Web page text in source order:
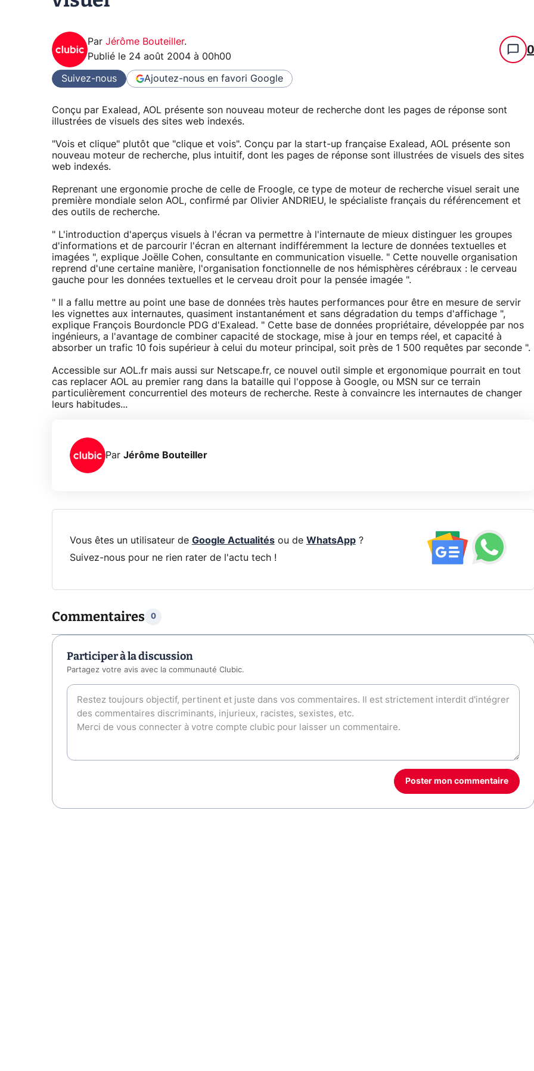
Par Jérôme Bouteiller.
Publié le 24 août 2004 à 00h00 0
Suivez-nous Ajoutez-nous en favori Google
Conçu par Exalead, AOL présente son nouveau moteur de recherche dont les pages de réponse sont
illustrées de visuels des sites web indexés.
"Vois et clique" plutôt que "clique et vois". Conçu par la start-up française Exalead, AOL présente son
nouveau moteur de recherche, plus intuitif, dont les pages de réponse sont illustrées de visuels des sites
web indexés.
Reprenant une ergonomie proche de celle de Froogle, ce type de moteur de recherche visuel serait une
première mondiale selon AOL, confirmé par Olivier ANDRIEU, le spécialiste français du référencement et
des outils de recherche.
" L'introduction d'aperçus visuels à l'écran va permettre à l'internaute de mieux distinguer les groupes
d'informations et de parcourir l'écran en alternant indifféremment la lecture de données textuelles et
imagées ", explique Joëlle Cohen, consultante en communication visuelle. " Cette nouvelle organisation
reprend d'une certaine manière, l'organisation fonctionnelle de nos hémisphères cérébraux : le cerveau
gauche pour les données textuelles et le cerveau droit pour la pensée imagée ".
" Il a fallu mettre au point une base de données très hautes performances pour être en mesure de servir
les vignettes aux internautes, quasiment instantanément et sans dégradation du temps d'affichage ",
explique François Bourdoncle PDG d'Exalead. " Cette base de données propriétaire, développée par nos
ingénieurs, a l'avantage de combiner capacité de stockage, mise à jour en temps réel, et capacité à
absorber un trafic 10 fois supérieur à celui du moteur principal, soit près de 1 500 requêtes par seconde ".
Accessible sur AOL.fr mais aussi sur Netscape.fr, ce nouvel outil simple et ergonomique pourrait en tout
cas replacer AOL au premier rang dans la bataille qui l'oppose à Google, ou MSN sur ce terrain
particulièrement concurrentiel des moteurs de recherche. Reste à convaincre les internautes de changer
leurs habitudes...
Par Jérôme Bouteiller
Vous êtes un utilisateur de Google Actualitésou de WhatsApp?
Suivez-nous pour ne rien rater de l'actu tech !
Commentaires 0
Participer à la discussion
Partagez votre avis avec la communauté Clubic.
Poster mon commentaire